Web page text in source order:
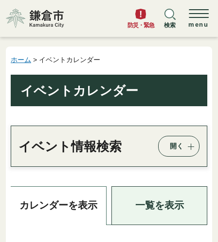
鎌倉市
防災・緊急 検索 menu
ホーム > イベントカレンダー
イベントカレンダー
イベント情報検索 開く
カレンダーを表示 一覧を表示